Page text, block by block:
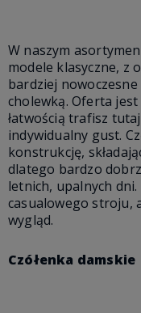
W naszym
modele klasyczne, z
bardziej
cholewką. Oferta
łatwością trafisz
indywidualny gust.
konstrukcję,
dlatego bardzo
letnich, upalnych dni.
casualowego stroju,
wygląd.
Czółenka damskie